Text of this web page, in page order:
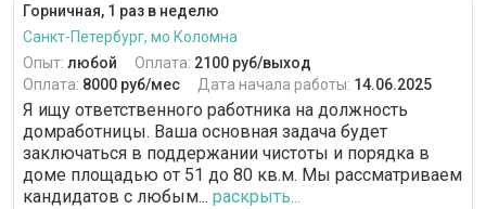
Горничная, 1 раз в неделю
Санкт-Петербург, мо Коломна
Опыт: любой Оплата: 2100 руб/выход
Оплата: 8000 руб/мес Дата начала работы: 14.06.2025
Я ищу ответственного работника на должность
домработницы. Ваша основная задача будет
заключаться в поддержании чистоты и порядка в
доме площадью от 51 до 80 кв.м. Мы рассматриваем
кандидатов с любым... раскрыть...